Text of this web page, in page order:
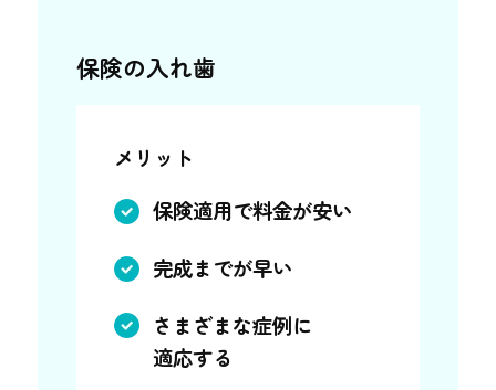
保険の入れ歯
メリット
保険適用で料金が安い
完成までが早い
さまざまな症例に
適応する